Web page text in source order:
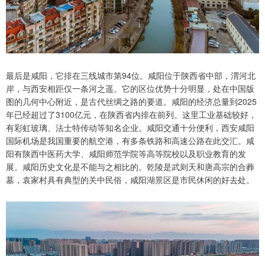
最后是咸阳，它排在三线城市第94位。咸阳位于陕西省中部，渭河北
岸，与西安相距仅一条河之遥。它的区位优势十分明显，处在中国版
图的几何中心附近，是古代丝绸之路的要道。咸阳的经济总量到2025
年已经超过了3100亿元，在陕西省内排在前列。这里工业基础较好，
有彩虹玻璃、法士特传动等知名企业。咸阳交通十分便利，西安咸阳
国际机场是我国重要的航空港，有多条铁路和高速公路在此交汇。咸
阳有陕西中医药大学、咸阳师范学院等高等院校以及职业教育的发
展。咸阳历史文化是不能与之相比的。乾陵是武则天和唐高宗的合葬
墓，袁家村具有典型的关中民俗，咸阳湖景区是市民休闲的好去处。